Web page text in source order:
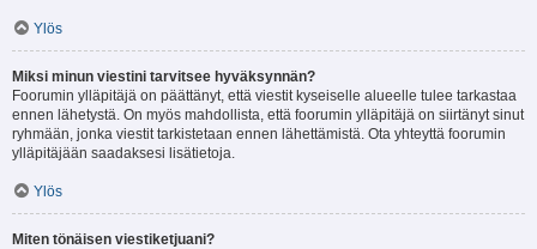
Ylös
Miksi minun viestini tarvitsee hyväksynnän?
Foorumin ylläpitäjä on päättänyt, että viestit kyseiselle alueelle tulee tarkastaa
ennen lähetystä. On myös mahdollista, että foorumin ylläpitäjä on siirtänyt sinut
ryhmään, jonka viestit tarkistetaan ennen lähettämistä. Ota yhteyttä foorumin
ylläpitäjään saadaksesi lisätietoja.
Ylös
Miten tönäisen viestiketjuani?